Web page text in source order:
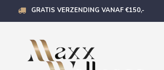
GRATIS VERZENDING VANAF €150,-